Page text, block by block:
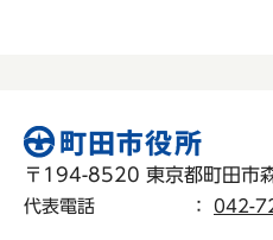
〒194-8520 東京都町田市
代表電話 ： 042-